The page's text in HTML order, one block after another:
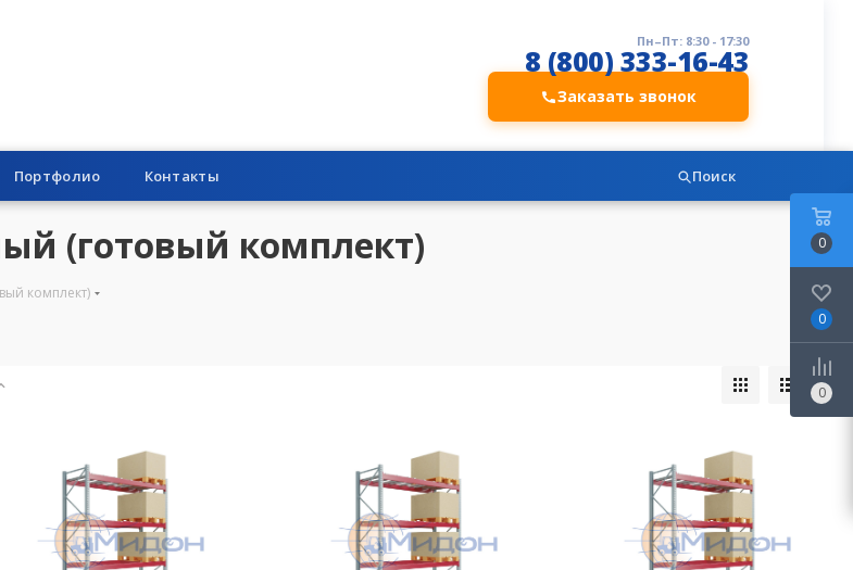
Пн–Пт: 8:30 - 17:30
8 (800) 333-16-43
Заказать звонок
Портфолио Контакты Поиск
(готовый комплект)
комплект)
0
0
0